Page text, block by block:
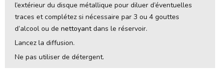
l’extérieur du disque métallique pour diluer d’éventuelles
traces et complétez si nécessaire par 3 ou 4 gouttes
d’alcool ou de nettoyantdans le réservoir.
Lancez la diffusion.
Ne pas utiliser de détergent.